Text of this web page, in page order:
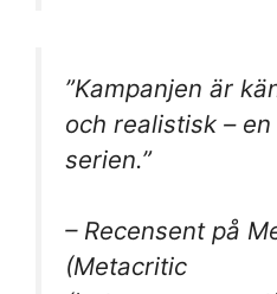
”Kampanjen är
och realistisk –
serien.”
– Recensent på
(Metacritic